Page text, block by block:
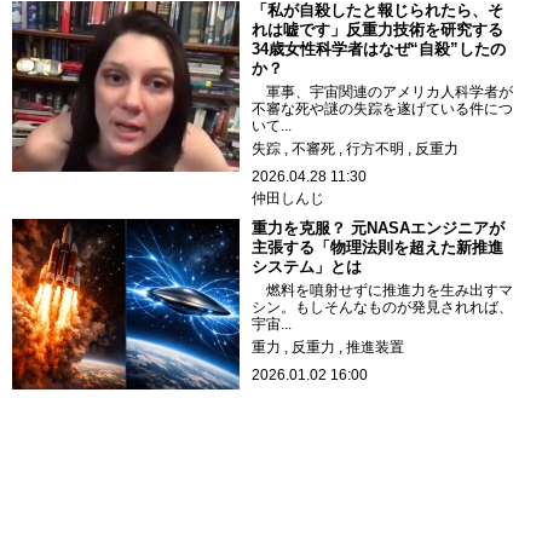
「私が自殺したと報じられたら、そ
れは嘘です」反重力技術を研究する
34歳女性科学者はなぜ“自殺”したの
か？
軍事、宇宙関連のアメリカ人科学者が
不審な死や謎の失踪を遂げている件につ
いて...
失踪
不審死 行方不明
反重力
2026.04.28 11:30
仲田しんじ
重力を克服？ 元NASAエンジニアが
主張する「物理法則を超えた新推進
システム」とは
燃料を噴射せずに推進力を生み出すマ
シン。もしそんなものが発見されれば、
宇宙...
重力
反重力
推進装置
2026.01.02 16:00